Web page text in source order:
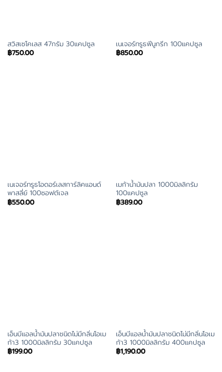
สวิสเซโคเลส 47กรัม 30แคปซูล
฿750.00
เนเจอร์ทรูธฟีนูกรีก 100แคปซูล
฿850.00
เนเจอร์ทรูธโอดอร์เลสการ์ลิคแอนด์
พาสลี่ย์ 100ซอฟต์เจล
฿550.00
เมก้าน้ำมันปลา 1000มิลลิกรัม
100แคปซูล
฿389.00
เอ็นบีแอลน้ำมันปลาชนิดไม่มีกลิ่นโอเม
ก้า3 1000มิลลิกรัม 30แคปซูล
฿199.00
เอ็นบีแอลน้ำมันปลาชนิดไม่มีกลิ่นโอเม
ก้า3 1000มิลลิกรัม 400แคปซูล
฿1,190.00